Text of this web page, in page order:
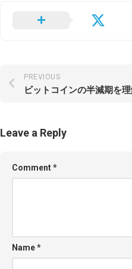
PREVIOUS
Leave a Reply
Comment*
Name*